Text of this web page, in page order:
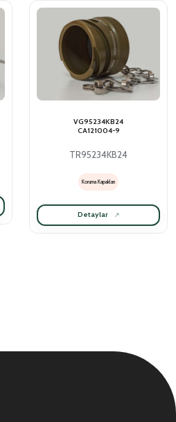
VG95234KB24
CA121004-9
TR95234KB24
Koruma Kapakları
Detaylar